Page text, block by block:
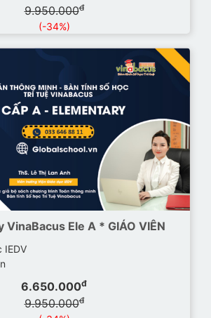
9.950.000đ
(-34%)
VinaBacus Ele A * GIÁO VIÊN
IEDV
6.650.000đ
9.950.000đ